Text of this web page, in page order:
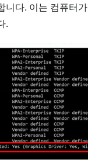
니다. 이는 컴퓨터가
.